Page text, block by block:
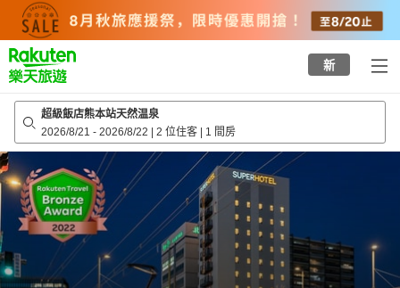
top
page
新
超級飯店熊本站天然温泉
2026/8/21 - 2026/8/22 | 2 位住客 | 1 間房